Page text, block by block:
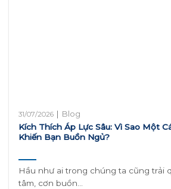
31/07/2026 | Blog
Kích Thích Áp Lực Sâu: Vì Sao Một
Khiến Bạn Buồn Ngủ?
Hầu như ai trong chúng ta cũng trải
tâm, cơn buồn...